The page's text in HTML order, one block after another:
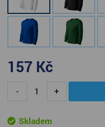
157 Kč
- +
Skladem